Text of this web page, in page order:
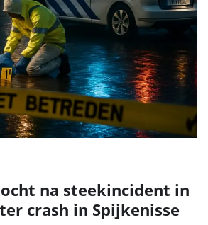
na steekincident in
crash in Spijkenisse